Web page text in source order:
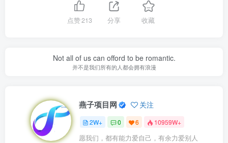
点赞213 分享 收藏
Not all of us can offord to be romantic.
并不是我们所有的人都会拥有浪漫
燕子项目网 关注
2W+ 0 6 10959W+
愿我们，都有能力爱自己，有余力爱别人